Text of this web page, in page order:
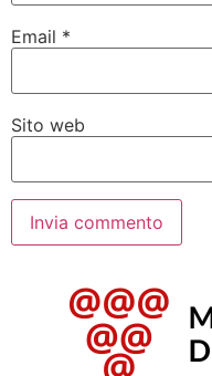
Email *
Sito web